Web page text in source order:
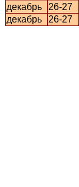
декабрь
26-27
декабрь
26-27